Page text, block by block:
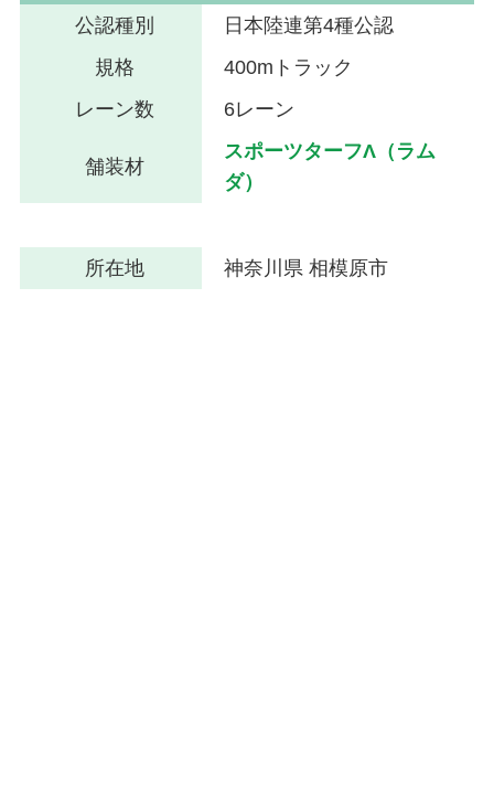
公認種別
日本陸連第4種公認
規格
400mトラック
レーン数
6レーン
舗装材
スポーツターフΛ（ラム
ダ）
所在地 神奈川県 相模原市